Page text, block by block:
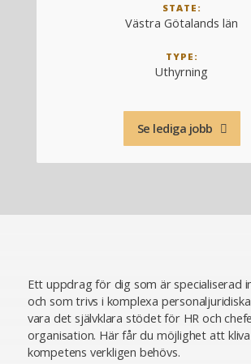
STATE:
Västra Götalands län
TYPE:
Uthyrning
Se lediga jobb
Ett uppdrag för dig som är specialiserad
och som trivs i komplexa
vara det självklara stödet för HR och
organisation. Här får du möjlighet att
kompetens verkligen behövs.